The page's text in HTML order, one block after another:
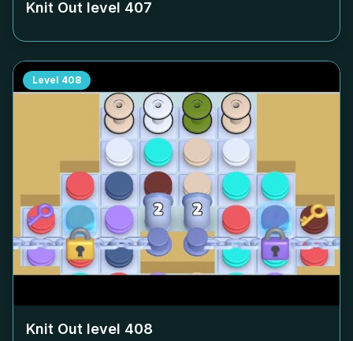
Knit Out level 407
Level 408
Knit Out level 408